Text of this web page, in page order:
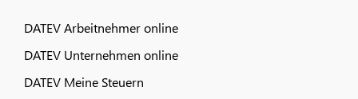
DATEV Arbeitnehmer online
DATEV Unternehmen online
DATEV Meine Steuern